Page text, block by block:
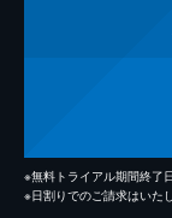
※無料トライアル期間終了
※日割りでのご請求はいた